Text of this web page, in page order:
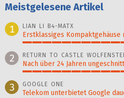
Meistgelesene Artikel
1
LIAN LI B4-MATX
Erstklassiges Kompaktgehäuse
100%
2 RETURN TO CASTLE
Nach über 24 Jahren
98%
3 GOOGLE ONE
Telekom unterbietet Google